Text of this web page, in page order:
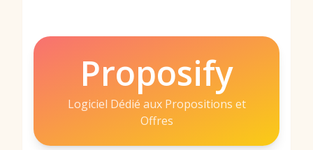
Proposify
Logiciel Dédié aux Propositions et
Offres